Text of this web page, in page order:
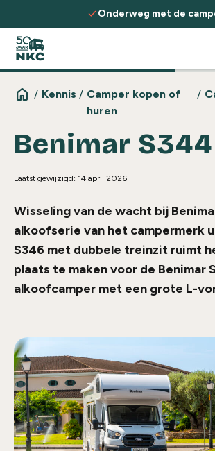
Spring naar de inhoudOnderweg met de camper
home / Kennis / Camper kopen of
huren
/
Benimar S344
Laatst gewijzigd: 14 april 2026
Wisseling van de wacht bij
alkoofserie van het campermerk
S346 met dubbele treinzit ruimt
plaats te maken voor de Benimar
alkoofcamper met een grote L-